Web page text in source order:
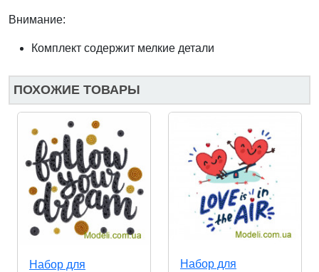
Внимание:
Комплект содержит мелкие детали
ПОХОЖИЕ ТОВАРЫ
Набор для
Набор для